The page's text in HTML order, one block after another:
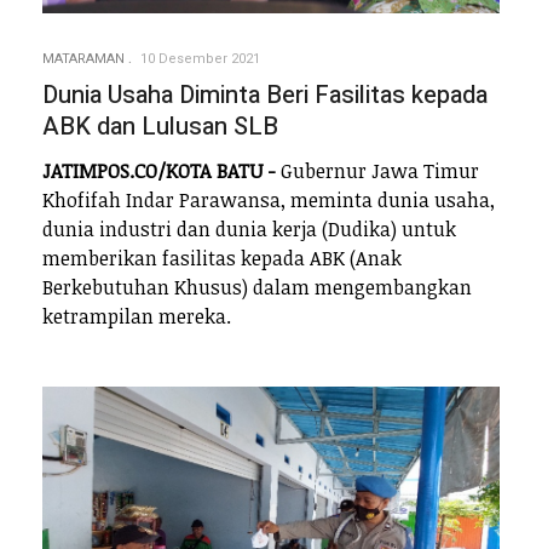
MATARAMAN 10 Desember 2021
Dunia Usaha Diminta Beri Fasilitas kepada
ABK dan Lulusan SLB
JATIMPOS.CO/KOTA BATU -Gubernur Jawa Timur
Khofifah Indar Parawansa, meminta dunia usaha,
dunia industri dan dunia kerja (Dudika) untuk
memberikan fasilitas kepada ABK (Anak
Berkebutuhan Khusus) dalam mengembangkan
ketrampilan mereka.